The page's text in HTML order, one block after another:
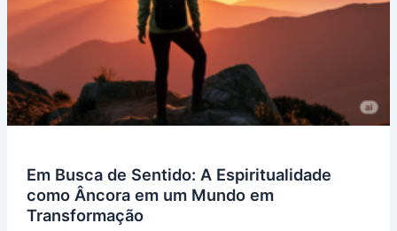
Em Busca de Sentido: A Espiritualidade
como Âncora em um Mundo em
Transformação